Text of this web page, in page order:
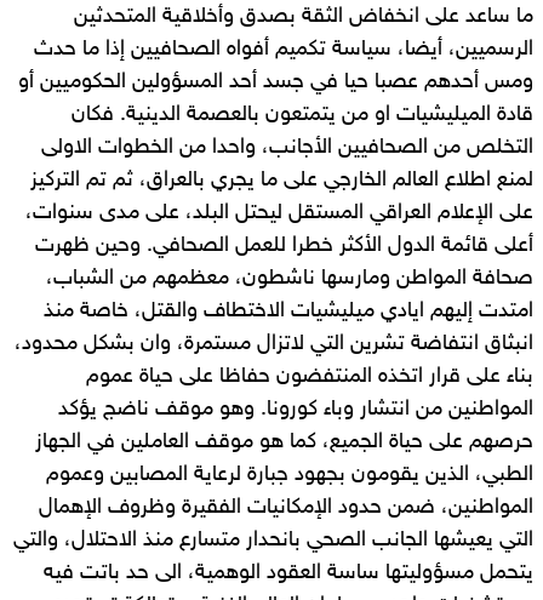
ما ساعد على انخفاض الثقة بصدق وأخلاقية المتحدثين
الرسميين، أيضا، سياسة تكميم أفواه الصحافيين إذا ما حدث
ومس أحدهم عصبا حيا في جسد أحد المسؤولين الحكوميين أو
قادة الميليشيات او من يتمتعون بالعصمة الدينية. فكان
التخلص من الصحافيين الأجانب، واحدا من الخطوات الاولى
لمنع اطلاع العالم الخارجي على ما يجري بالعراق، ثم تم التركيز
على الإعلام العراقي المستقل ليحتل البلد، على مدى سنوات،
أعلى قائمة الدول الأكثر خطرا للعمل الصحافي. وحين ظهرت
صحافة المواطن ومارسها ناشطون، معظمهم من الشباب،
امتدت إليهم ايادي ميليشيات الاختطاف والقتل، خاصة منذ
انبثاق انتفاضة تشرين التي لاتزال مستمرة، وان بشكل محدود،
بناء على قرار اتخذه المنتفضون حفاظا على حياة عموم
المواطنين من انتشار وباء كورونا. وهو موقف ناضج يؤكد
حرصهم على حياة الجميع، كما هو موقف العاملين في الجهاز
الطبي، الذين يقومون بجهود جبارة لرعاية المصابين وعموم
المواطنين، ضمن حدود الإمكانيات الفقيرة وظروف الإهمال
التي يعيشها الجانب الصحي بانحدار متسارع منذ الاحتلال، والتي
يتحمل مسؤوليتها ساسة العقود الوهمية، الى حد باتت فيه